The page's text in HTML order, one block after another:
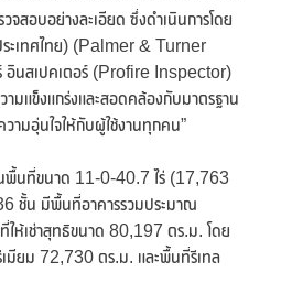
จสอบอย่างละเอียด ซึ่งดำเนินการโดย
ระเทศไทย) (Palmer & Turner
อินสเปคเตอร์ (Profire Inspector)
มแข็งแกร่งและสอดคล้องกับมาตรฐาน
ามอุ่นใจให้กับผู้ใช้งานทุกคน”
พื้นที่ขนาด 11-0-40.7 ไร่ (17,763
ชั้น มีพื้นที่อาคารรวมประมาณ
ห้เช่าสุทธิขนาด 80,197 ตร.ม. โดย
มียม 72,730 ตร.ม. และพื้นที่รีเทล